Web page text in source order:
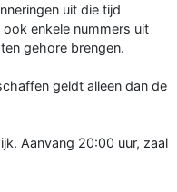
uit die tijd
enkele nummers uit
gehore brengen.
geldt alleen dan de
Aanvang 20:00 uur, zaal